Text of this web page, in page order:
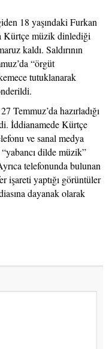
18 yaşındaki Furkan
Kürtçe müzik dinlediği
kaldı. Saldırının
“örgüt
tutuklanarak
Temmuz’da hazırladığı
İddianamede Kürtçe
ve sanal medya
dilde müzik”
telefonunda bulunan
işareti yaptığı görüntüler
dayanak olarak